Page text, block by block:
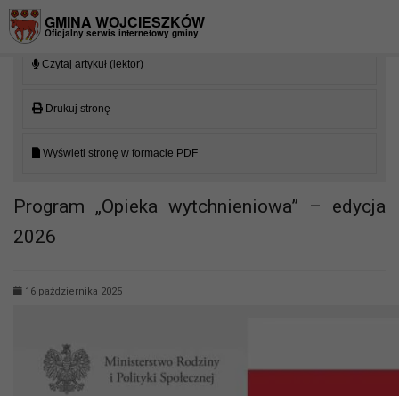
GMINA WOJCIESZKÓW
Oficjalny serwis internetowy gminy
Czytaj artykuł (lektor)
Drukuj stronę
Wyświetl stronę w formacie PDF
Program „Opieka wytchnieniowa” – edycja
2026
16 października 2025